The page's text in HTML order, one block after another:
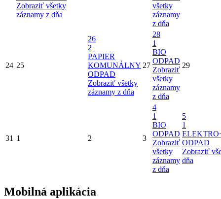
Zobraziť všetky
záznamy z dňa
všetky
záznamy
z dňa
24 25
26
2
PAPIER
KOMUNÁLNY
ODPAD
Zobraziť všetky
záznamy z dňa
27
28
1
BIO
ODPAD
Zobraziť
všetky
záznamy
z dňa
29
31 1 2 3
4
1
BIO
ODPAD
Zobraziť
všetky
záznamy
z dňa
5
1
ODPAD
Zobraziť
dňa
Mobilná aplikácia